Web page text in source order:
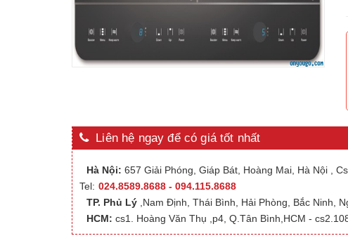
Liên hệ ngay để có giá tốt nhất
Hà Nội: 657 Giải Phóng, Giáp Bát, Hoàng Mai, Hà Nội ,
Tel: 024.8589.8688 - 094.115.8688
TP. Phủ Lý ,Nam Định, Thái Bình, Hải Phòng, Bắc Ninh,
HCM: cs1. Hoàng Văn Thụ ,p4, Q.Tân Bình,HCM -